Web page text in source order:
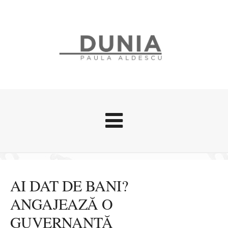
Stari afective
Zice Dunia
Călătorii
Cursuri povestite
AI DAT DE BANI?
ANGAJEAZĂ O
GUVERNANTĂ